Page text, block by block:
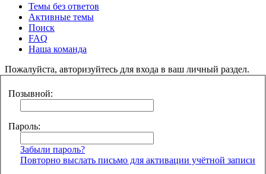
Темы без ответов
Активные темы
Поиск
FAQ
Наша команда
Пожалуйста, авторизуйтесь для входа в ваш личный раздел.
Позывной:
Пароль:
Забыли пароль?
Повторно выслать письмо для активации учётной записи